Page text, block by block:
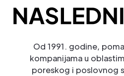
Od 1991. godine,
kompanijama u
poreskog i poslovnog